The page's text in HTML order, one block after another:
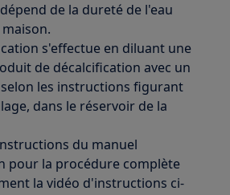
de la dureté de l'eau
s'effectue en diluant une
de décalcification avec un
les instructions figurant
dans le réservoir de la
du manuel
pour la procédure complète
la vidéo d'instructions ci-